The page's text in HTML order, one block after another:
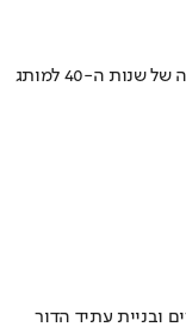
איך אסם הפכה את תקופת הצנע והמחסור הקשה של שנות ה-40 למותג
ובניית עתיד הדור